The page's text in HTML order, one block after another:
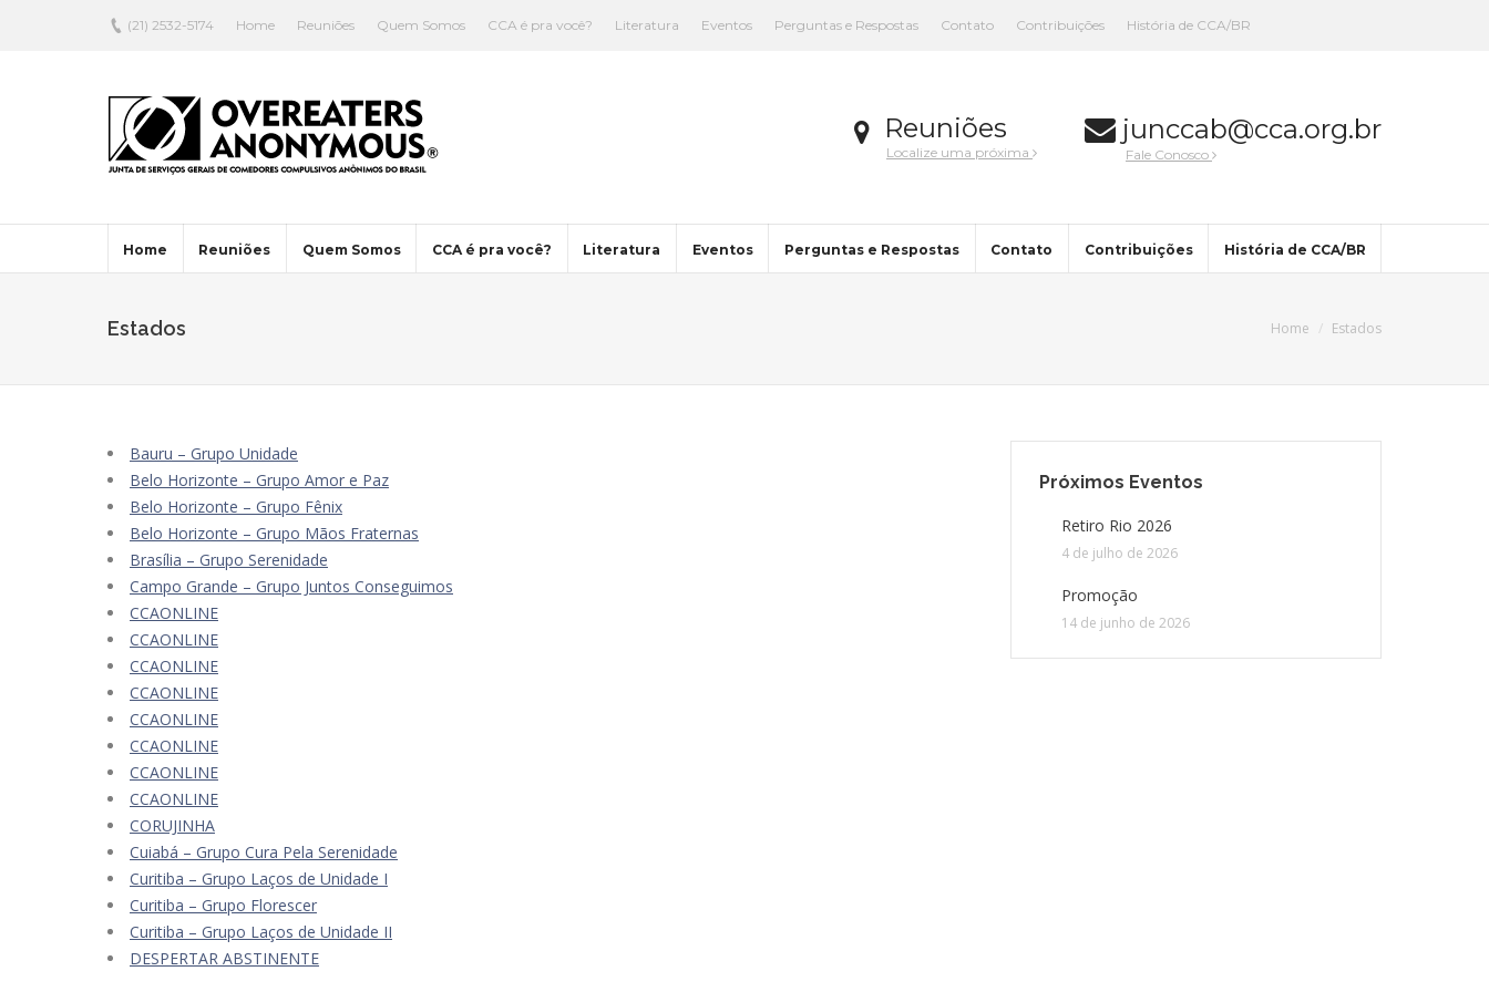
(21) 2532-5174 Home Reuniões Quem Somos CCA é pra você? Literatura Eventos Perguntas e Respostas Contato Contribuições História de CCA/BR
Reuniões
Localize uma próxima
junccab@cca.org.br
Fale Conosco
Home Reuniões Quem Somos CCA é pra você? Literatura Eventos Perguntas e Respostas Contato Contribuições História de CCA/BR
Estados Home Estados
Bauru – Grupo Unidade
Belo Horizonte – Grupo Amor e Paz
Belo Horizonte – Grupo Fênix
Belo Horizonte – Grupo Mãos Fraternas
Brasília – Grupo Serenidade
Campo Grande – Grupo Juntos Conseguimos
CCAONLINE
CCAONLINE
CCAONLINE
CCAONLINE
CCAONLINE
CCAONLINE
CCAONLINE
CCAONLINE
CORUJINHA
Cuiabá – Grupo Cura Pela Serenidade
Curitiba – Grupo Laços de Unidade I
Curitiba – Grupo Florescer
Curitiba – Grupo Laços de Unidade II
DESPERTAR ABSTINENTE
Próximos Eventos
Retiro Rio 2026
4 de julho de 2026
Promoção
14 de junho de 2026